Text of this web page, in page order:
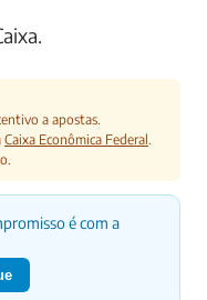
a apostas.
Caixa Econômica Federal.
é com a